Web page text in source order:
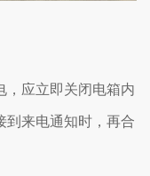
应立即关闭电箱内
到来电通知时，再合